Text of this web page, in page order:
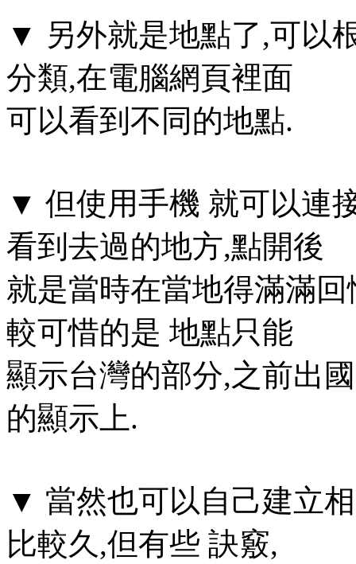
▼ 另外就是地點了,可以
分類,在電腦網頁裡面
可以看到不同的地點.
▼ 但使用手機 就可以連
看到去過的地方,點開後
就是當時在當地得滿滿
較可惜的是 地點只能
顯示台灣的部分,之前出
的顯示上.
▼ 當然也可以自己建立
比較久,但有些 訣竅,